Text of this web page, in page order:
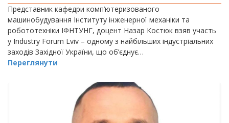
Представник кафедри комп’ютеризованого
машинобудування Інституту інженерної механіки та
робототехніки ІФНТУНГ, доцент Назар Костюк взяв участь
у Industry Forum Lviv – одному з найбільших індустріальних
заходів Західної України, що об’єднує…
Переглянути